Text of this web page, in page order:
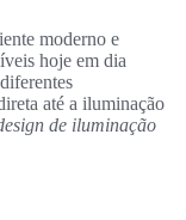
moderno e
hoje em dia
até a iluminação
de iluminação